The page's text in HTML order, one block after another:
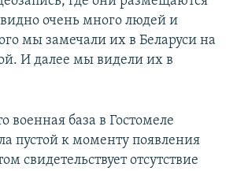
очень много людей и
мы замечали их в Беларуси на
И далее мы видели их в
военная база в Гостомеле
пустой к моменту появления
свидетельствует отсутствие